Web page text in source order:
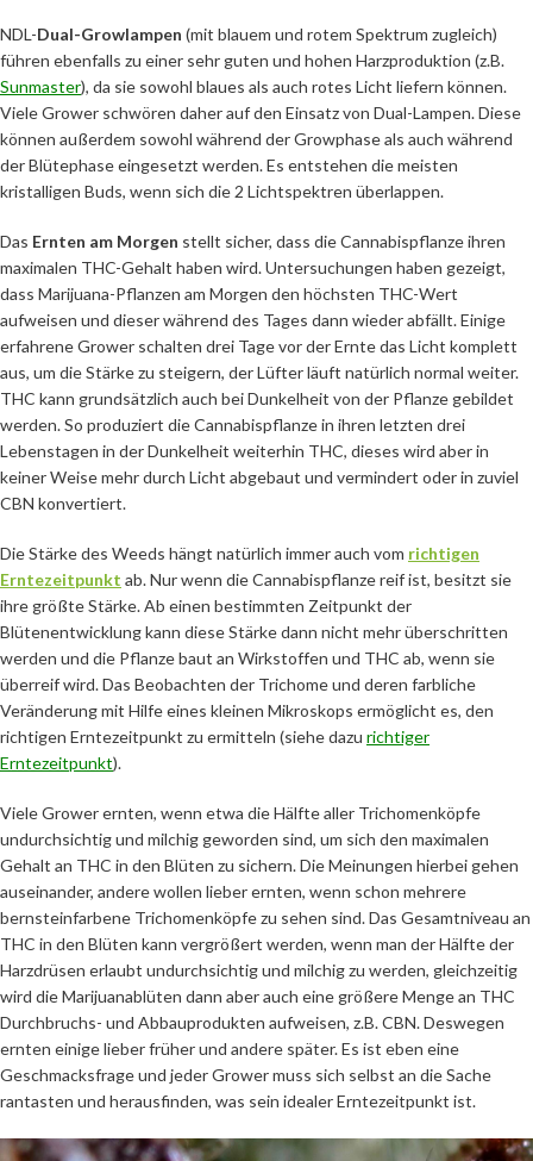
NDL-Dual-Growlampen (mit blauem und rotem Spektrum zugleich)
führen ebenfalls zu einer sehr guten und hohen Harzproduktion (z.B.
Sunmaster), da sie sowohl blaues als auch rotes Licht liefern können.
Viele Grower schwören daher auf den Einsatz von Dual-Lampen. Diese
können außerdem sowohl während der Growphase als auch während
der Blütephase eingesetzt werden. Es entstehen die meisten
kristalligen Buds, wenn sich die 2 Lichtspektren überlappen.
Das Ernten am Morgen stellt sicher, dass die Cannabispflanze ihren
maximalen THC-Gehalt haben wird. Untersuchungen haben gezeigt,
dass Marijuana-Pflanzen am Morgen den höchsten THC-Wert
aufweisen und dieser während des Tages dann wieder abfällt. Einige
erfahrene Grower schalten drei Tage vor der Ernte das Licht komplett
aus, um die Stärke zu steigern, der Lüfter läuft natürlich normal weiter.
THC kann grundsätzlich auch bei Dunkelheit von der Pflanze gebildet
werden. So produziert die Cannabispflanze in ihren letzten drei
Lebenstagen in der Dunkelheit weiterhin THC, dieses wird aber in
keiner Weise mehr durch Licht abgebaut und vermindert oder in zuviel
CBN konvertiert.
Die Stärke des Weeds hängt natürlich immer auch vom richtigen
Erntezeitpunkt ab. Nur wenn die Cannabispflanze reif ist, besitzt sie
ihre größte Stärke. Ab einen bestimmten Zeitpunkt der
Blütenentwicklung kann diese Stärke dann nicht mehr überschritten
werden und die Pflanze baut an Wirkstoffen und THC ab, wenn sie
überreif wird. Das Beobachten der Trichome und deren farbliche
Veränderung mit Hilfe eines kleinen Mikroskops ermöglicht es, den
richtigen Erntezeitpunkt zu ermitteln (siehe dazu richtiger
Erntezeitpunkt).
Viele Grower ernten, wenn etwa die Hälfte aller Trichomenköpfe
undurchsichtig und milchig geworden sind, um sich den maximalen
Gehalt an THC in den Blüten zu sichern. Die Meinungen hierbei gehen
auseinander, andere wollen lieber ernten, wenn schon mehrere
bernsteinfarbene Trichomenköpfe zu sehen sind. Das Gesamtniveau an
THC in den Blüten kann vergrößert werden, wenn man der Hälfte der
Harzdrüsen erlaubt undurchsichtig und milchig zu werden, gleichzeitig
wird die Marijuanablüten dann aber auch eine größere Menge an THC
Durchbruchs- und Abbauprodukten aufweisen, z.B. CBN. Deswegen
ernten einige lieber früher und andere später. Es ist eben eine
Geschmacksfrage und jeder Grower muss sich selbst an die Sache
rantasten und herausfinden, was sein idealer Erntezeitpunkt ist.